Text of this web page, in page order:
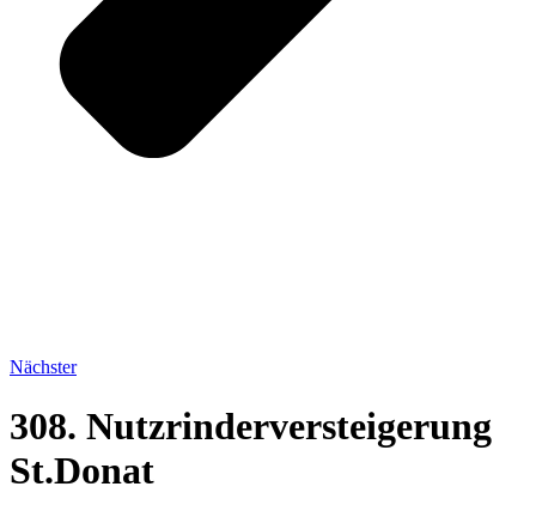
Nächster
308. Nutzrinderversteigerung
St.Donat